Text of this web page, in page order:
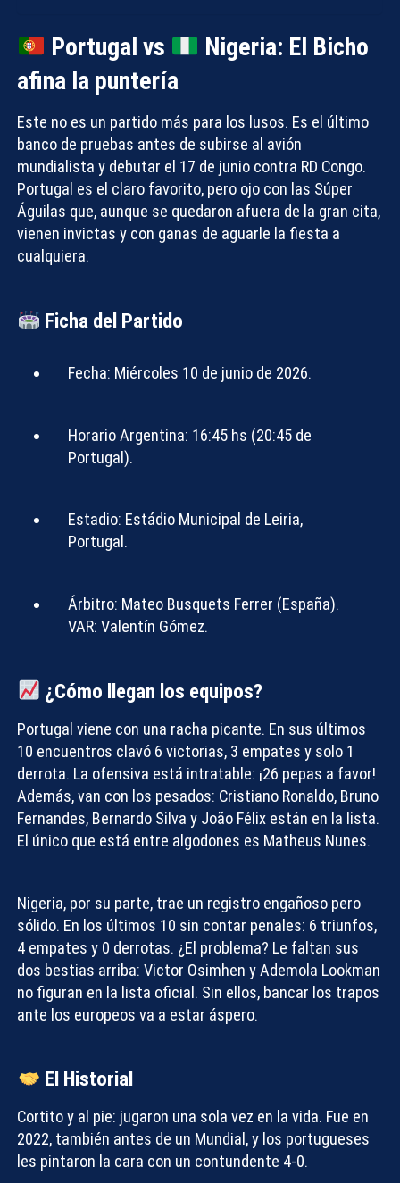
Portugal vs
Nigeria: El Bicho
afina la puntería
Este no es un partido más para los lusos. Es el último
banco de pruebas antes de subirse al avión
mundialista y debutar el 17 de junio contra RD Congo.
Portugal es el claro favorito, pero ojo con las Súper
Águilas que, aunque se quedaron afuera de la gran cita,
vienen invictas y con ganas de aguarle la fiesta a
cualquiera.
Ficha del Partido
Fecha: Miércoles 10 de junio de 2026.
Horario Argentina: 16:45 hs (20:45 de
Portugal).
Estadio: Estádio Municipal de Leiria,
Portugal.
Árbitro: Mateo Busquets Ferrer (España).
VAR: Valentín Gómez.
¿Cómo llegan los equipos?
Portugal viene con una racha picante. En sus últimos
10 encuentros clavó 6 victorias, 3 empates y solo 1
derrota. La ofensiva está intratable: ¡26 pepas a favor!
Además, van con los pesados: Cristiano Ronaldo, Bruno
Fernandes, Bernardo Silva y João Félix están en la lista.
El único que está entre algodones es Matheus Nunes.
Nigeria, por su parte, trae un registro engañoso pero
sólido. En los últimos 10 sin contar penales: 6 triunfos,
4 empates y 0 derrotas. ¿El problema? Le faltan sus
dos bestias arriba: Victor Osimhen y Ademola Lookman
no figuran en la lista oficial. Sin ellos, bancar los trapos
ante los europeos va a estar áspero.
El Historial
Cortito y al pie: jugaron una sola vez en la vida. Fue en
2022, también antes de un Mundial, y los portugueses
les pintaron la cara con un contundente 4-0.